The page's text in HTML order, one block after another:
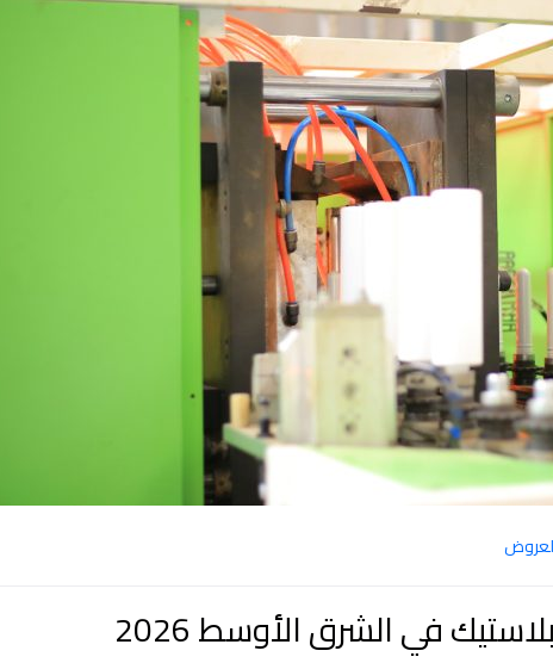
في الشرق الأوسط 2026